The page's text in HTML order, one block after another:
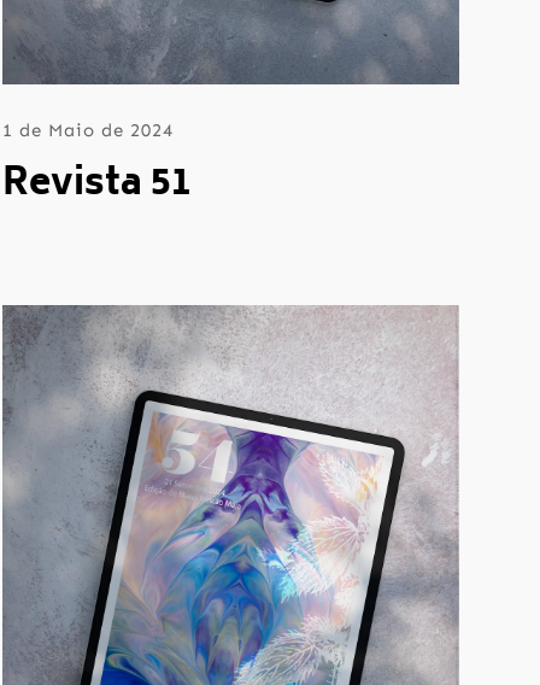
1 de Maio de 2024
Revista 51